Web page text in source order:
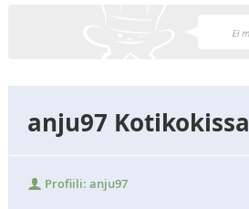
anju97 Kotikokissa
Profiili: anju97